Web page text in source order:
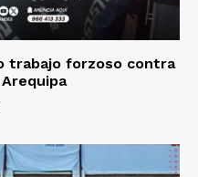
trabajo forzoso contra